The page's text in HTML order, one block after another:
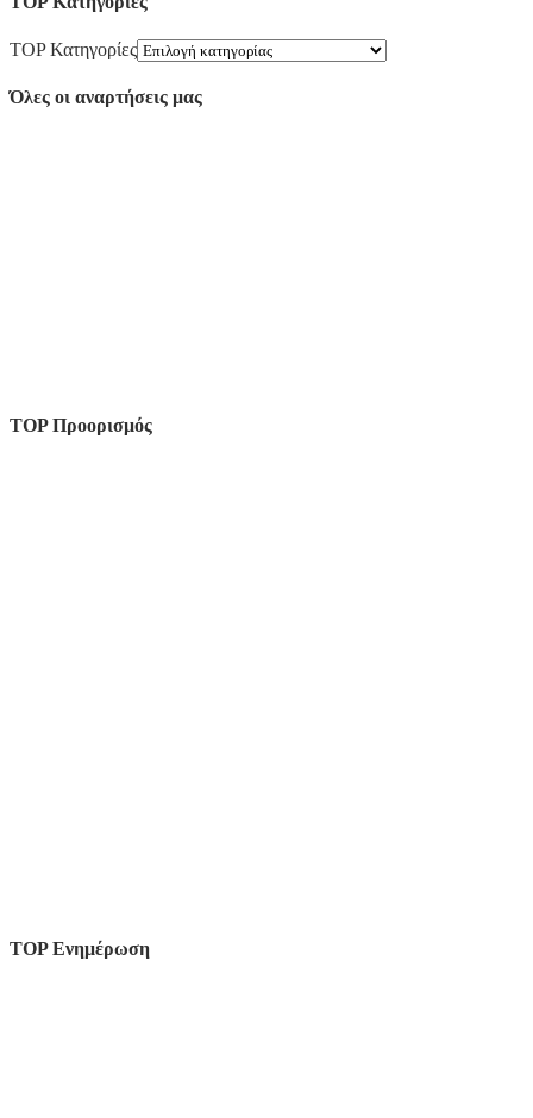
TOP Κατηγορίες
Όλες οι αναρτήσεις μας
TOP Προορισμός
TOP Ενημέρωση